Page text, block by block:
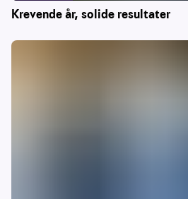
Krevende år, solide resultater